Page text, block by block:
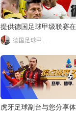
提供德国足球甲级联赛
德国足球甲级联赛
虎牙足球副台与您分享体